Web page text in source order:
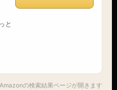
と
の検索結果ページが開きます